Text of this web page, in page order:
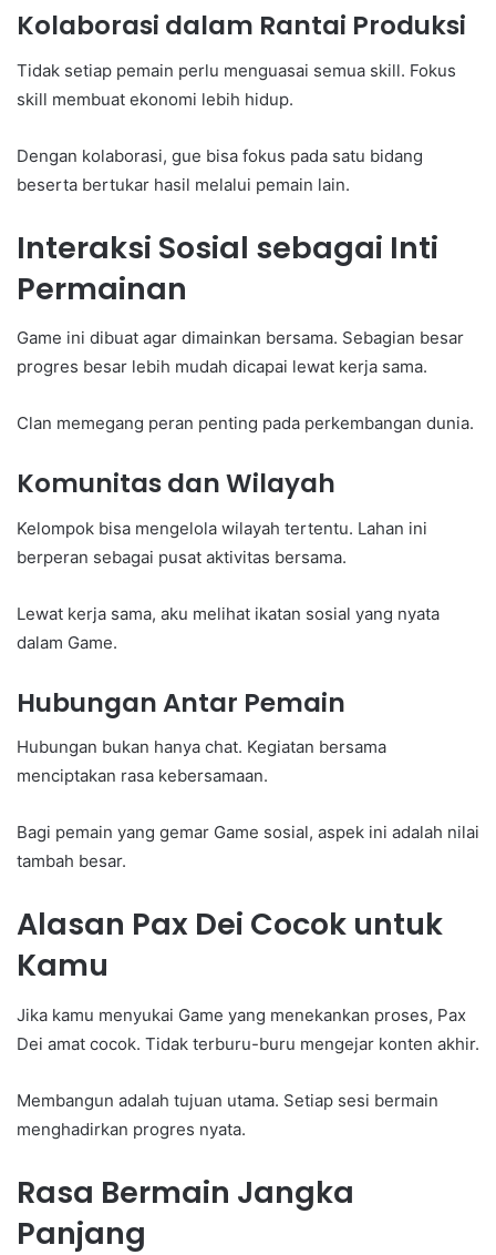
Kolaborasi dalam Rantai Produksi
Tidak setiap pemain perlu menguasai semua skill. Fokus
skill membuat ekonomi lebih hidup.
Dengan kolaborasi, gue bisa fokus pada satu bidang
beserta bertukar hasil melalui pemain lain.
Interaksi Sosial sebagai Inti
Permainan
Game ini dibuat agar dimainkan bersama. Sebagian besar
progres besar lebih mudah dicapai lewat kerja sama.
Clan memegang peran penting pada perkembangan dunia.
Komunitas dan Wilayah
Kelompok bisa mengelola wilayah tertentu. Lahan ini
berperan sebagai pusat aktivitas bersama.
Lewat kerja sama, aku melihat ikatan sosial yang nyata
dalam Game.
Hubungan Antar Pemain
Hubungan bukan hanya chat. Kegiatan bersama
menciptakan rasa kebersamaan.
Bagi pemain yang gemar Game sosial, aspek ini adalah nilai
tambah besar.
Alasan Pax Dei Cocok untuk
Kamu
Jika kamu menyukai Game yang menekankan proses, Pax
Dei amat cocok. Tidak terburu-buru mengejar konten akhir.
Membangun adalah tujuan utama. Setiap sesi bermain
menghadirkan progres nyata.
Rasa Bermain Jangka
Panjang